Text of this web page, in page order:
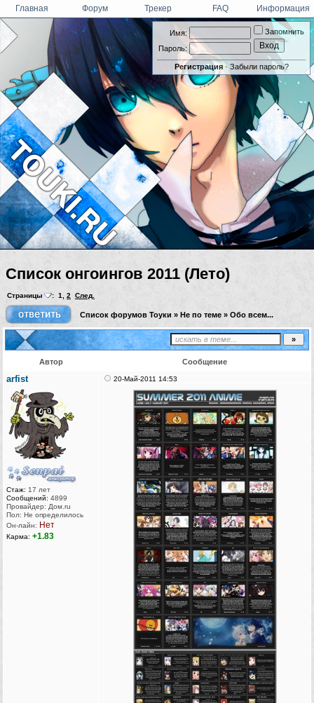
Имя:
Пароль:
Запомнить
Регистрация· Забыли пароль?
Главная Форум Трекер FAQ Информация
Список онгоингов 2011 (Лето)
Страницы : 1, 2 След.
Список форумов Тоуки » Не по теме » Обо всем...
Автор Сообщение
arfist
Стаж: 17 лет
Сообщений: 4899
Провайдер: Дом.ru
Пол: Не определилось
Он-лайн: Нет
Карма: +1.83
20-Май-2011 14:53